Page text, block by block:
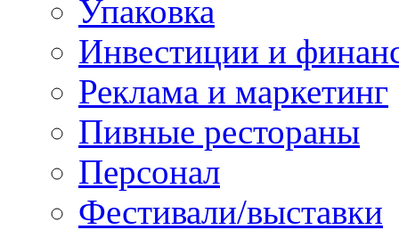
Упаковка
Инвестиции и
Реклама и маркетинг
Пивные рестораны
Персонал
Фестивали/выставки